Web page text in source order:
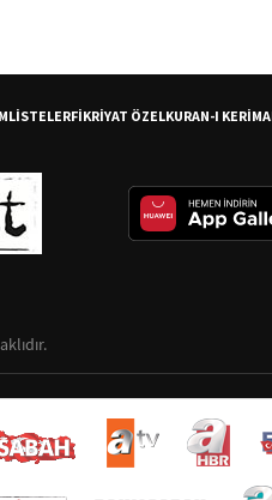
LİSTELERFİKRİYAT ÖZELKURAN-I KERİM